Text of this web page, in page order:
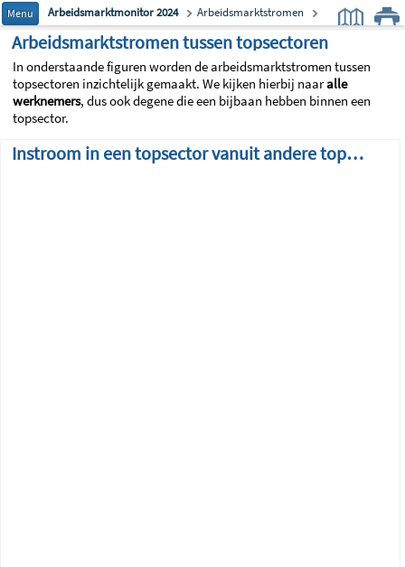
Menu Arbeidsmarktmonitor 2024
Arbeidsmarktstromen
Topsectoren-indeling
Tussen sectoren
Arbeidsmarktstromen tussen topsectoren
In onderstaande figuren worden de arbeidsmarktstromen tussen
topsectoren inzichtelijk gemaakt. We kijken hierbij naaralle
werknemers, dus ook degene die een bijbaan hebben binnen een
topsector.
Instroom in een topsector vanuit andere topsectoren